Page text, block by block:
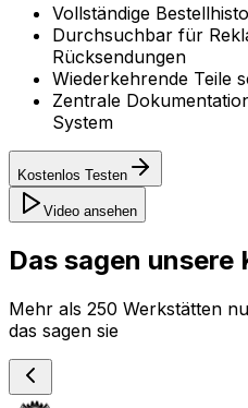
Vollständige
Durchsuchbar für
Rücksendungen
Wiederkehrende Teile
Zentrale
System
Kostenlos Testen
Video ansehen
Das sagen unsere
Mehr als 250 Werkstätten
das sagen sie